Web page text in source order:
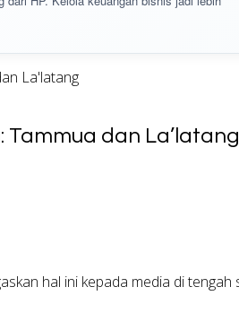
La'latang
Tammua dan La’latang
hal ini kepada media di